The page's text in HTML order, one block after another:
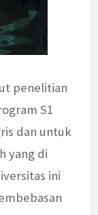
penelitian
S1
dan untuk
yang di
ini